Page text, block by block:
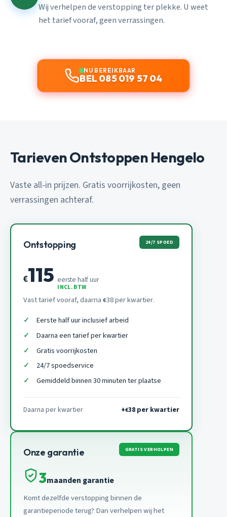
Wij verhelpen de verstopping ter plekke. U weet
het tarief vooraf, geen verrassingen.
NU BEREIKBAAR
BEL 085 019 57 04
Tarieven Ontstoppen Hengelo
Vaste all-in prijzen. Gratis voorrijkosten, geen
verrassingen achteraf.
Ontstopping 24/7 SPOED
€115 eerste half uur
INCL. BTW
Vast tarief vooraf, daarna €38 per kwartier.
Eerste half uur inclusief arbeid
Daarna een tarief per kwartier
Gratis voorrijkosten
24/7 spoedservice
Gemiddeld binnen 30 minuten ter plaatse
Daarna per kwartier +€38 per kwartier
Onze garantie GRATIS VERHOLPEN
3maanden garantie
Komt dezelfde verstopping binnen de
garantieperiode terug? Dan verhelpen wij het